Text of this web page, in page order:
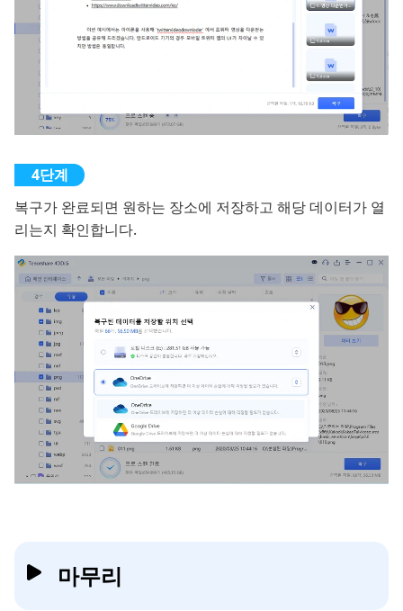
복구가 완료되면 원하는 장소에 저장하고 해당 데이터가 열
리는지 확인합니다.
마무리